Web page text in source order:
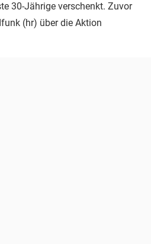
30-Jährige verschenkt. Zuvor
(hr) über die Aktion